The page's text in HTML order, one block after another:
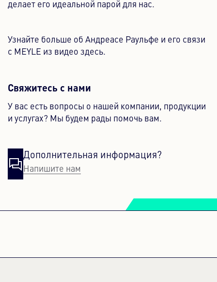
делает его идеальной парой для нас.
Узнайте больше об Андреасе Раульфе и его связи
с MEYLE из видео здесь.
Свяжитесь с нами
У вас есть вопросы о нашей компании, продукции
и услугах? Мы будем рады помочь вам.
Дополнительная информация?
Напишите нам